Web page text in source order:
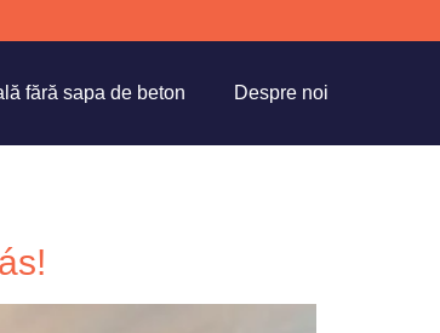
fără sapa de beton Despre noi